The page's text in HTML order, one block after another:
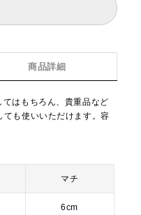
商品詳細
はもちろん、貴重品など
ても使いいただけます。容
マチ
6cm